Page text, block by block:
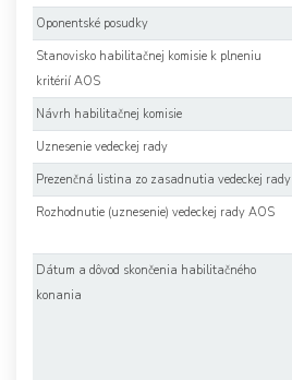
Oponentské posudky
Stanovisko habilitačnej komisie k plneniu
kritérií AOS
Návrh habilitačnej komisie
Uznesenie vedeckej rady
Prezenčná listina zo zasadnutia vedeckej rady
Rozhodnutie (uznesenie) vedeckej rady AOS
Dátum a dôvod skončenia habilitačného
konania